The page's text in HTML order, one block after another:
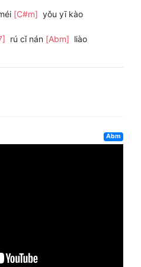
[C#m] yǒu yī kào
rú cǐ nán [Abm] liào
Abm